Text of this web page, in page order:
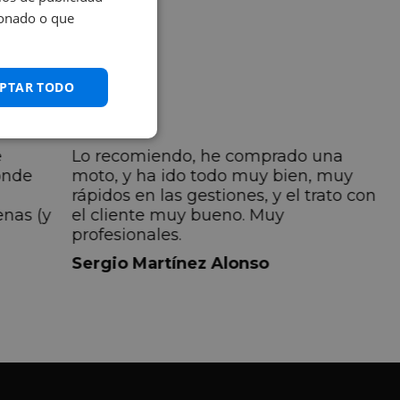
(y
Lo recomiendo, he comprado una
moto, y ha ido todo muy bien, muy
rápidos en las gestiones, y el trato con
el cliente muy bueno. Muy
profesionales.
Sergio Martínez Alonso
o que
TODO